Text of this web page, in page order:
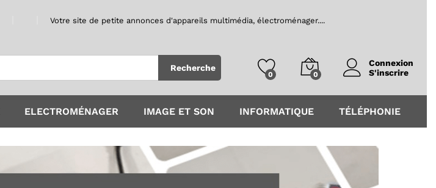
Votre site de petite annonces d'appareils multimédia, électroménager....
Recherche
0 0 S'inscrire
ELECTROMÉNAGER IMAGE ET SON INFORMATIQUE TÉLÉPHONIE